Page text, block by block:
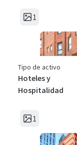
1
Tipo de activo
Hoteles y
Hospitalidad
1